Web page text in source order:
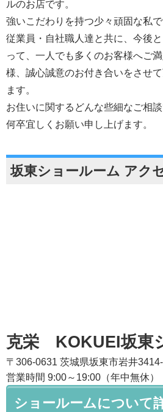
ルのお店です。
強いこだわりを持つ少々頑固な私
従業員・自社職人達と共に、今後
って、一人でも多くのお客様へご
様、誠心誠意のお付き合いをさせ
ます。
お住いに関するどんな些細なご相談
何卒宜しくお願い申し上げます。
坂東ショールーム アク
克栄 KOKUEI坂東
〒306-0631 茨城県坂東市岩井
営業時間 9:00～19:00（年中無休）
ショールームについて